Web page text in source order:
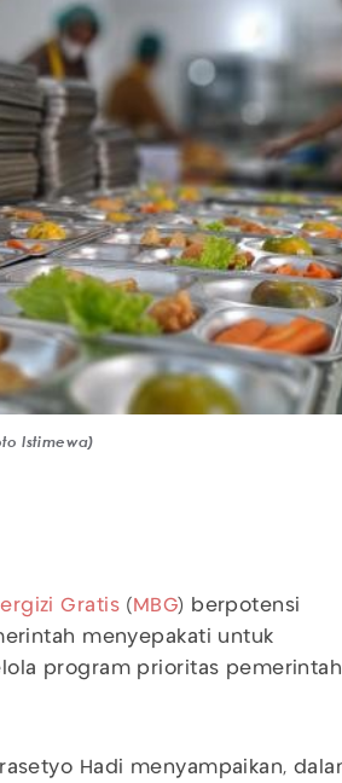
Istimewa)
Gratis ( MBG) berpotensi
menyepakati untuk
program prioritas
Hadi menyampaikan,